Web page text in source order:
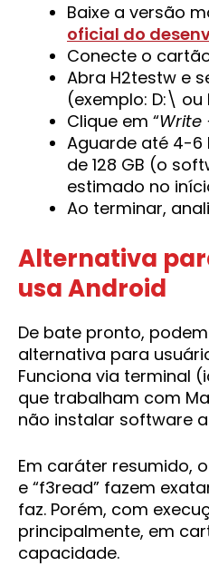
Baixe a versão
oficial do
Conecte o
Abra H2testw e
(exemplo: D:\ ou
Clique em “Write
Aguarde até 4-
de 128 GB (o
estimado no
Ao terminar,
Alternativa
usa Android
De bate pronto,
alternativa para
Funciona via terminal
que trabalham com
não instalar software
Em caráter resumido,
e “f3read” fazem
faz. Porém, com
principalmente, em
capacidade.